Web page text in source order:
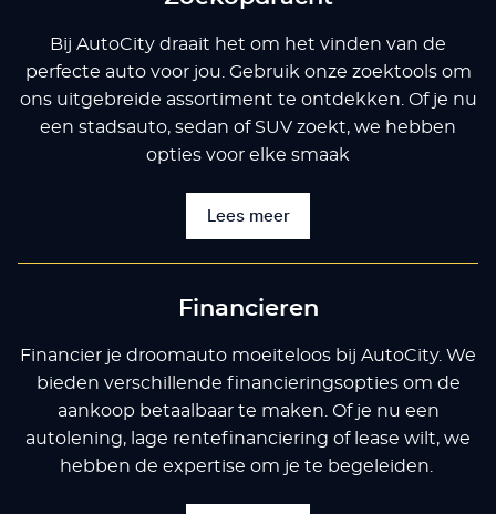
Bij AutoCity draait het om het vinden van de
perfecte auto voor jou. Gebruik onze zoektools om
ons uitgebreide assortiment te ontdekken. Of je nu
een stadsauto, sedan of SUV zoekt, we hebben
opties voor elke smaak
Lees meer
Financieren
Financier je droomauto moeiteloos bij AutoCity. We
bieden verschillende financieringsopties om de
aankoop betaalbaar te maken. Of je nu een
autolening, lage rentefinanciering of lease wilt, we
hebben de expertise om je te begeleiden.